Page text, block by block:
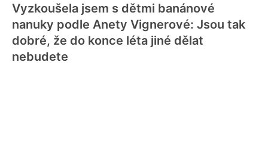
Vyzkoušela jsem s dětmi banánové
nanuky podle Anety Vignerové: Jsou tak
dobré, že do konce léta jiné dělat
nebudete